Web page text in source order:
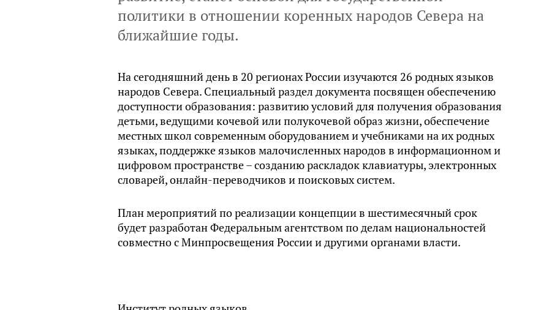
политики в отношении коренных народов Севера на
ближайшие годы.
На сегодняшний день в 20 регионах России изучаются 26 родных языков
народов Севера. Специальный раздел документа посвящен обеспечению
доступности образования: развитию условий для получения образования
детьми, ведущими кочевой или полукочевой образ жизни, обеспечение
местных школ современным оборудованием и учебниками на их родных
языках, поддержке языков малочисленных народов в информационном и
цифровом пространстве – созданию раскладок клавиатуры, электронных
словарей, онлайн-переводчиков и поисковых систем.
План мероприятий по реализации концепции в шестимесячный срок
будет разработан Федеральным агентством по делам национальностей
совместно с Минпросвещения России и другими органами власти.